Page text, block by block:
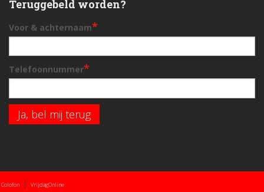
Teruggebeld worden?
Voor & achternaam*
Telefoonnummer*
Ja, bel mij terug
Colofon | VrijdagOnline